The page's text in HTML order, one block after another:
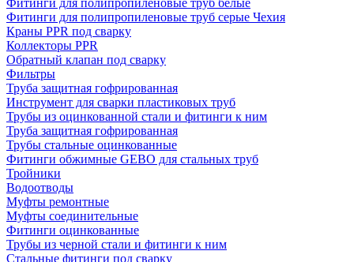
Фитинги для полипропиленовые труб серые Чехия
Краны PPR под сварку
Коллекторы PPR
Обратный клапан под сварку
Фильтры
Труба защитная гофрированная
Инструмент для сварки пластиковых труб
Трубы из оцинкованной стали и фитинги к ним
Труба защитная гофрированная
Трубы стальные оцинкованные
Фитинги обжимные GEBO для стальных труб
Тройники
Водоотводы
Муфты ремонтные
Муфты соединительные
Фитинги оцинкованные
Трубы из черной стали и фитинги к ним
Стальные фитинги под сварку